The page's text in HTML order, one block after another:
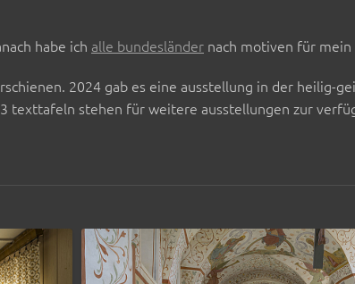
habe ich alle bundesländer nach motiven für
2024 gab es eine ausstellung in der heilig-
texttafeln stehen für weitere ausstellungen zur